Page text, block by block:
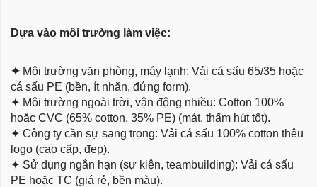
Dựa vào môi trường làm việc:
✦ Môi trường văn phòng, máy lạnh: Vải cá sấu 65/35 hoặc
cá sấu PE (bền, ít nhăn, đứng form).
✦ Môi trường ngoài trời, vận động nhiều: Cotton 100%
hoặc CVC (65% cotton, 35% PE) (mát, thấm hút tốt).
✦ Công ty cần sự sang trọng: Vải cá sấu 100% cotton thêu
logo (cao cấp, đẹp).
✦ Sử dụng ngắn hạn (sự kiện, teambuilding): Vải cá sấu
PE hoặc TC (giá rẻ, bền màu).